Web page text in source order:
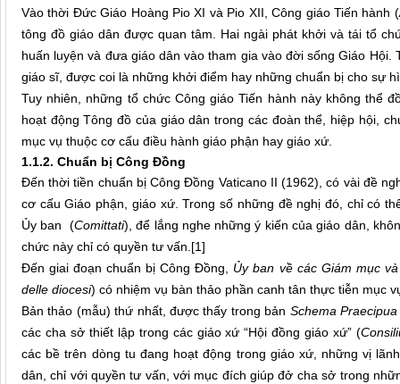
Vào thời Đức Giáo Hoàng Pio XI và Pio XII, Công giáo Tiến hành (
tông đồ giáo dân được quan tâm. Hai ngài phát khởi và tái tổ
huấn luyện và đưa giáo dân vào tham gia vào đời sống Giáo
giáo sĩ, được coi là những khởi điểm hay những chuẩn bị cho sự
Tuy nhiên, những tổ chức Công giáo Tiến hành này không thể
hoạt động Tông đồ của giáo dân trong các đoàn thể, hiệp hội,
mục vụ thuộc cơ cấu điều hành giáo phận hay giáo xứ.
1.1.2. Chuẩn bị Công Đồng
Đến thời tiền chuẩn bị Công Đồng Vaticano II (1962), có vài đề
cơ cấu Giáo phận, giáo xứ. Trong số những đề nghị đó, chỉ có
Ủy ban (Comittati), để lắng nghe những ý kiến của giáo dân,
chức này chỉ có quyền tư vấn. [1]
Đến giai đoạn chuẩn bị Công Đồng, Ủy ban về các Giám mục
delle diocesi) có nhiệm vụ bàn thảo phần canh tân thực tiễn mục
Bản thảo (mẫu) thứ nhất, được thấy trong bản Schema
các cha sở thiết lập trong các giáo xứ “Hội đồng giáo xứ” (
các bề trên dòng tu đang hoạt động trong giáo xứ, những vị
dân, chỉ với quyền tư vấn, với mục đích giúp đở cha sở trong